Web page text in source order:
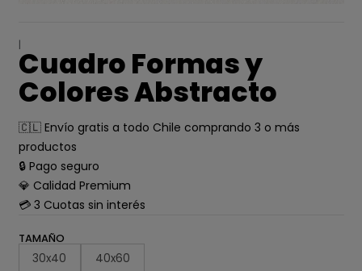
|
Cuadro Formas y
Colores Abstracto
🇨🇱 Envío gratis a todo Chile comprando 3 o más
productos
🔒 Pago seguro
💎 Calidad Premium
💳 3 Cuotas sin interés
TAMAÑO
30x40 40x60